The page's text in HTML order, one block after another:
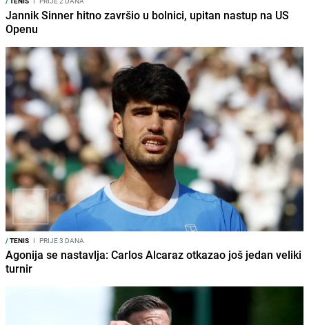
Jannik Sinner hitno završio u bolnici, upitan nastup na US
Openu
/TENIS I PRIJE 3 DANA
Agonija se nastavlja: Carlos Alcaraz otkazao još jedan veliki
turnir